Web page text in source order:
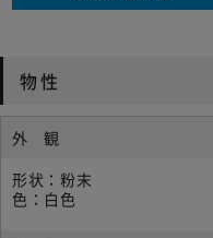
物性
外 観
形状：粉末
色：白色